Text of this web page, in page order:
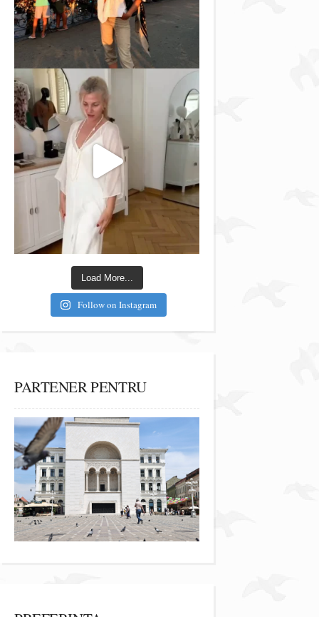
Load More...
Follow on Instagram
PARTENER PENTRU